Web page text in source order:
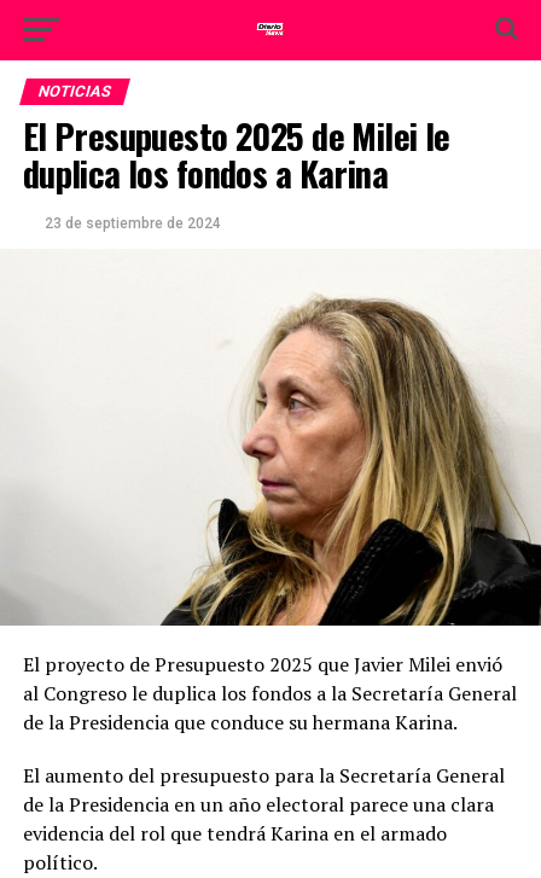
NOTICIAS
El Presupuesto 2025 de Milei le
duplica los fondos a Karina
23 de septiembre de 2024
El proyecto de Presupuesto 2025 que Javier Milei envió
al Congreso le duplica los fondos a la Secretaría General
de la Presidencia que conduce su hermana Karina.
El aumento del presupuesto para la Secretaría General
de la Presidencia en un año electoral parece una clara
evidencia del rol que tendrá Karina en el armado
político.